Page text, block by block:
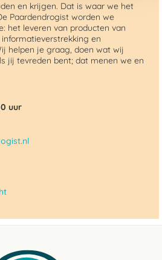
en krijgen. Dat is waar we het
Paardendrogist worden we
het leveren van producten van
en
helpen je graag, doen wat wij
jij tevreden bent; dat menen we en
uur